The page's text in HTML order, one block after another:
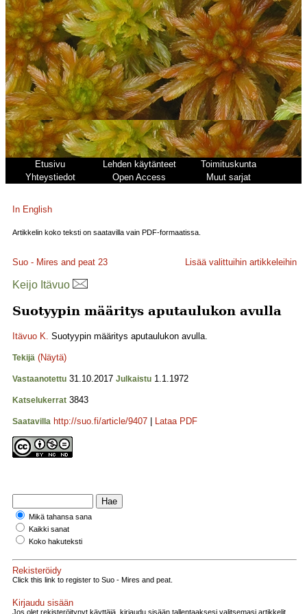
Etusivu Lehden käytänteet
Toimituskunta
Yhteystiedot
Open Access Muut sarjat
In English
Artikkelin koko teksti on saatavilla vain PDF-formaatissa.
Suo - Mires and peat 23 Lisää valittuihin artikkeleihin
Keijo Itävuo
Suotyypin määritys aputaulukon avulla
Itävuo K. Suotyypin määritys aputaulukon avulla.
Tekijä (Näytä)
Vastaanotettu 31.10.2017 Julkaistu 1.1.1972
Katselukerrat 3843
Saatavilla http://suo.fi/article/9407 Lataa PDF
Mikä tahansa sana
Kaikki sanat
Koko hakuteksti
Rekisteröidy
Click this link to register to Suo - Mires and peat.
Kirjaudu sisään
Jos olet rekisteröitynyt käyttäjä, kirjaudu sisään tallentaaksesi valitsemasi artikkelit